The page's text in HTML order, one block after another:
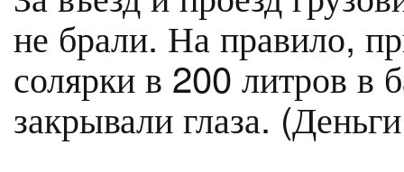
не брали. На правило,
солярки в 200 литров в
закрывали глаза.